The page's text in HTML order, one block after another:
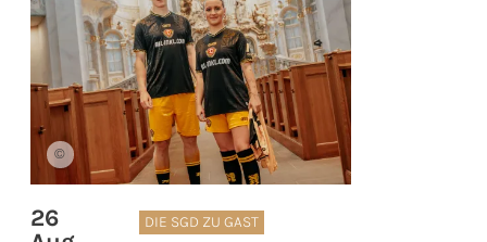
©
26
DIE SGD ZU GAST